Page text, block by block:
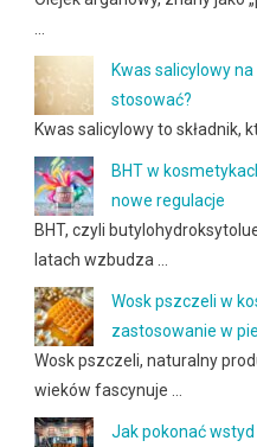
Kwas salicylowy
stosować?
Kwas salicylowy to składnik,
BHT w
nowe regulacje
BHT, czyli
latach wzbudza …
Wosk pszczeli w
zastosowanie w
Wosk pszczeli, naturalny
wieków fascynuje …
Jak pokonać